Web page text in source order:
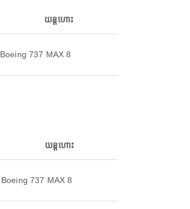
យន្តហោះ
Boeing 737 MAX 8
យន្តហោះ
Boeing 737 MAX 8